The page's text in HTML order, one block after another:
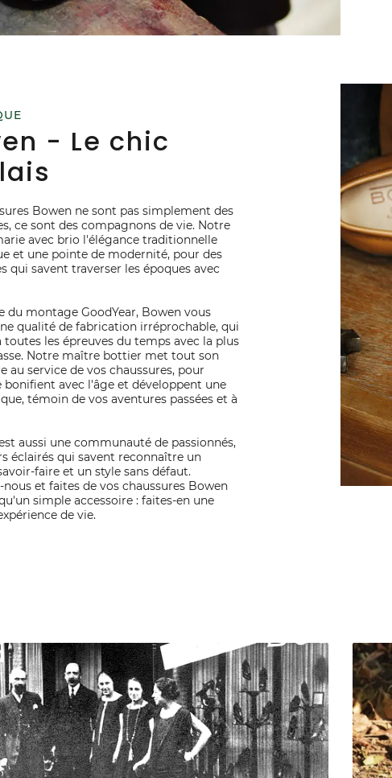
- Le chic
Bowen ne sont pas simplement des
ce sont des compagnons de vie. Notre
avec brio l'élégance traditionnelle
et une pointe de modernité, pour des
qui savent traverser les époques avec
du montage GoodYear, Bowen vous
qualité de fabrication irréprochable, qui
toutes les épreuves du temps avec la plus
Notre maître bottier met tout son
au service de vos chaussures, pour
bonifient avec l'âge et développent une
témoin de vos aventures passées et à
aussi une communauté de passionnés,
éclairés qui savent reconnaître un
faire et un style sans défaut.
nous et faites de vos chaussures Bowen
simple accessoire : faites-en une
de vie.